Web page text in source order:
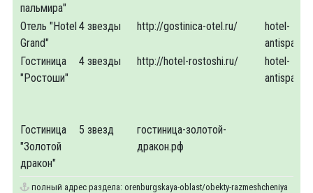
пальмира"
Отель "Hotel
Grand"
4 звезды http://gostinica-otel.ru/
hotel-
antispam
Гостиница
"Ростоши"
4 звезды http://hotel-rostoshi.ru/
hotel-
antispam
Гостиница
"Золотой
дракон"
5 звезд
гостиница-золотой-
дракон.рф
полный адрес раздела: orenburgskaya-oblast/obekty-razmeshcheniya